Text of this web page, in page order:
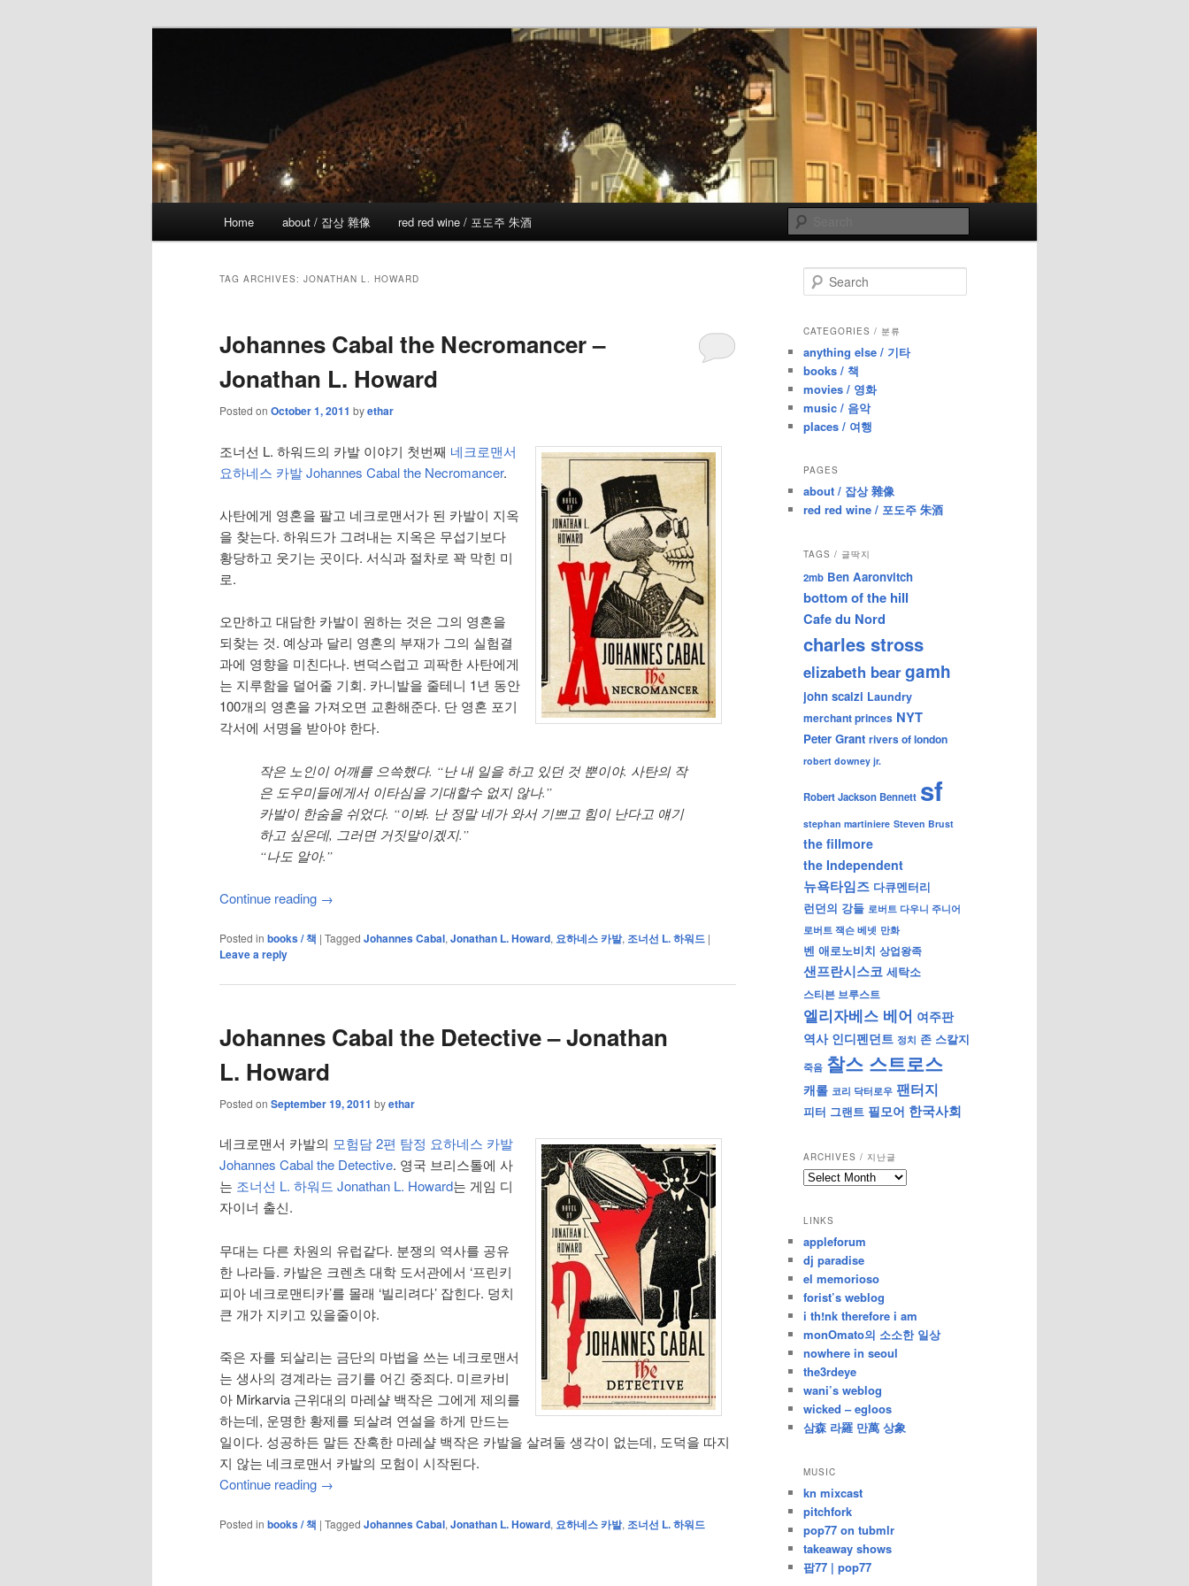
Home about / 잡상 雜像 red red wine / 포도주 朱酒
TAG ARCHIVES: JONATHAN L. HOWARD
Johannes Cabal the Necromancer –
Jonathan L. Howard
Posted on October 1, 2011 byethar
조너선 L. 하워드의 카발 이야기 첫번째 네크로맨서
요하네스 카발 Johannes Cabal the Necromancer.
사탄에게 영혼을 팔고 네크로맨서가 된 카발이 지옥
을 찾는다. 하워드가 그려내는 지옥은 무섭기보다
황당하고 웃기는 곳이다. 서식과 절차로 꽉 막힌 미
로.
오만하고 대담한 카발이 원하는 것은 그의 영혼을
되찾는 것. 예상과 달리 영혼의 부재가 그의 실험결
과에 영향을 미친다나. 변덕스럽고 괴팍한 사탄에게
는 지루함을 덜어줄 기회. 카니발을 줄테니 1년 동안
100개의 영혼을 가져오면 교환해준다. 단 영혼 포기
각서에 서명을 받아야 한다.
작은 노인이 어깨를 으쓱했다. “난 내 일을 하고 있던 것 뿐이야. 사탄의 작
은 도우미들에게서 이타심을 기대할수 없지 않나.”
카발이 한숨을 쉬었다. “이봐. 난 정말 네가 와서 기쁘고 힘이 난다고 얘기
하고 싶은데, 그러면 거짓말이겠지.”
“나도 알아.”
Continue reading →
Posted in books / 책 | Tagged Johannes Cabal,Jonathan L. Howard, 요하네스 카발, 조너선 L. 하워드 |
Leave a reply
Johannes Cabal the Detective – Jonathan
L. Howard
Posted on September 19, 2011 byethar
네크로맨서 카발의 모험담 2편 탐정 요하네스 카발
Johannes Cabal the Detective. 영국 브리스톨에 사
는 조너선 L. 하워드 Jonathan L. Howard는 게임 디
자이너 출신.
무대는 다른 차원의 유럽같다. 분쟁의 역사를 공유
한 나라들. 카발은 크렌츠 대학 도서관에서 ‘프린키
피아 네크로맨티카’를 몰래 ‘빌리려다’ 잡힌다. 덩치
큰 개가 지키고 있을줄이야.
죽은 자를 되살리는 금단의 마법을 쓰는 네크로맨서
는 생사의 경계라는 금기를 어긴 중죄다. 미르카비
아 Mirkarvia 근위대의 마레샬 백작은 그에게 제의를
하는데, 운명한 황제를 되살려 연설을 하게 만드는
일이다. 성공하든 말든 잔혹한 마레샬 백작은 카발을 살려둘 생각이 없는데, 도덕을 따지
지 않는 네크로맨서 카발의 모험이 시작된다.
Continue reading →
Posted in books / 책 | Tagged Johannes Cabal,Jonathan L. Howard, 요하네스 카발, 조너선 L. 하워드
e
r
h
CATEGORIES / 분류
anything else / 기타
books / 책
movies / 영화
music / 음악
places / 여행
PAGES
about / 잡상 雜像
red red wine / 포도주 朱酒
TAGS / 글딱지
2mb Ben Aaronvitch
bottom of the hill
Cafe du Nord
charles stross
elizabeth beargamh
john scalzi Laundry
merchant princes NYT
Peter Grant rivers of london
robert downey jr.
Robert Jackson Bennett sf
stephan martiniere Steven Brust
the fillmore
the Independent
뉴욕타임즈 다큐멘터리
런던의 강들 로버트 다우니 주니어
로버트 잭슨 베넷 만화
벤 애로노비치 상업왕족
샌프란시스코 세탁소
스티븐 브루스트
엘리자베스 베어 여주판
역사 인디펜던트 정치 존 스칼지
죽음 찰스 스트로스
캐롤 코리 닥터로우 팬터지
피터 그랜트 필모어 한국사회
ARCHIVES / 지난글
archives
난
글
LINKS
appleforum
dj paradise
el memorioso
forist’s weblog
i th!nk therefore i am
monOmato의 소소한 일상
nowhere in seoul
the3rdeye
wani’s weblog
wicked – egloos
삼森 라羅 만萬 상象
MUSIC
kn mixcast
pitchfork
pop77 on tubmlr
takeaway shows
팝77 | pop77